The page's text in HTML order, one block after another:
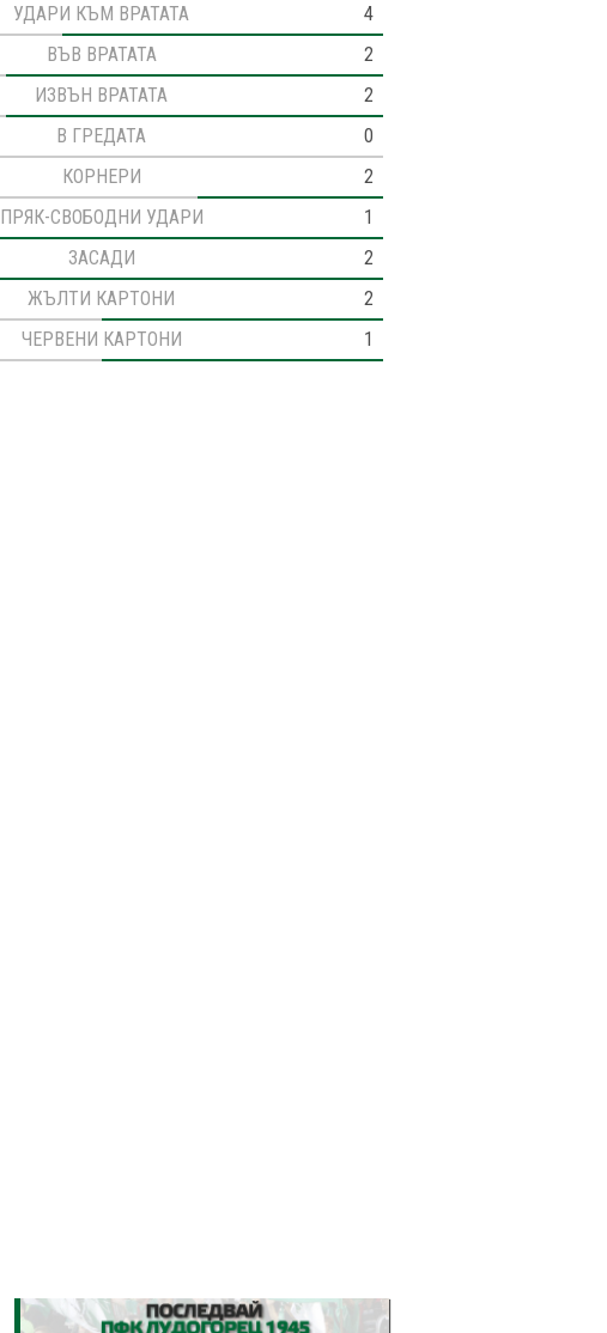
УДАРИ КЪМ ВРАТАТА
4
ВЪВ ВРАТАТА
2
ИЗВЪН ВРАТАТА
2
В ГРЕДАТА
0
КОРНЕРИ
2
ПРЯК-СВОБОДНИ УДАРИ
1
ЗАСАДИ
2
ЖЪЛТИ КАРТОНИ
2
ЧЕРВЕНИ КАРТОНИ 1